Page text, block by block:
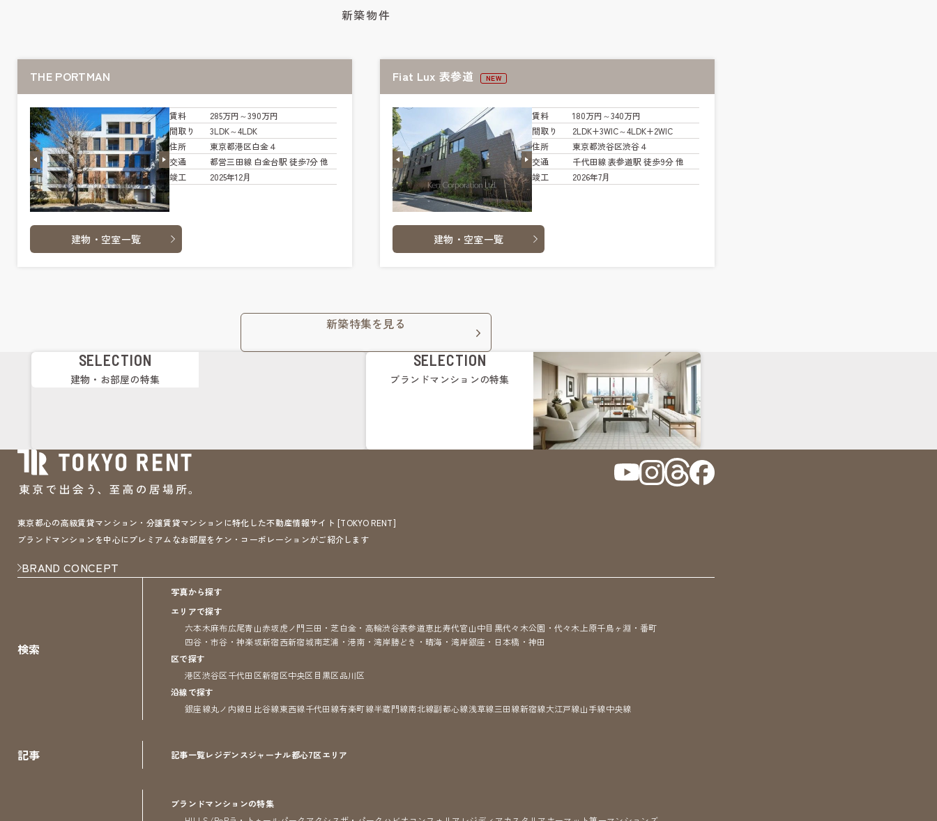
新築物件
THE PORTMAN
賃料
285万円～390万円
間取り
3LDK～4LDK
住所
東京都港区白金４
交通
都営三田線 白金台駅 徒歩7分 他
竣工
2025年12月
建物・空室一覧
Fiat Lux 表参道 NEW
賃料
180万円～340万円
間取り
2LDK+3WIC～4LDK+2WIC
住所
東京都渋谷区渋谷４
交通
千代田線 表参道駅 徒歩9分 他
竣工
2026年7月
建物・空室一覧
新築特集を見る
SELECTION
建物・お部屋の特集
SELECTION
ブランドマンションの特集
東京都心の高級賃貸マンション・分譲賃貸マンションに特化した不動産情報サイト [TOKYO RENT]
ブランドマンションを中心にプレミアムなお部屋をケン・コーポレーションがご紹介します
BRAND CONCEPT
検索
写真から探す
エリアで探す
六本木麻布広尾青山赤坂虎ノ門三田・芝白金・高輪渋谷表参道恵比寿代官山中目黒代々木公園・代々木上原千鳥ヶ淵・番町
四谷・市谷・神楽坂新宿西新宿城南芝浦・港南・湾岸勝どき・晴海・湾岸銀座・日本橋・神田
区で探す
港区渋谷区千代田区新宿区中央区 目黒区品川区
沿線で探す
銀座線丸ノ内線日比谷線東西線千代田線有楽町線半蔵門線南北線副都心線浅草線三田線新宿線大江戸線山手線中央線
記事 記事一覧レジデンスジャーナル都心7区エリア
ブランドマンションの特集